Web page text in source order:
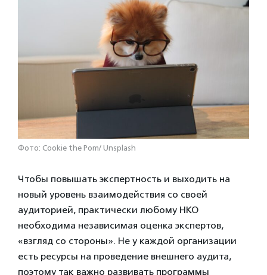
Фото: Cookie the Pom/ Unsplash
Чтобы повышать экспертность и выходить на
новый уровень взаимодействия со своей
аудиторией, практически любому НКО
необходима независимая оценка экспертов,
«взгляд со стороны». Не у каждой организации
есть ресурсы на проведение внешнего аудита,
поэтому так важно развивать программы